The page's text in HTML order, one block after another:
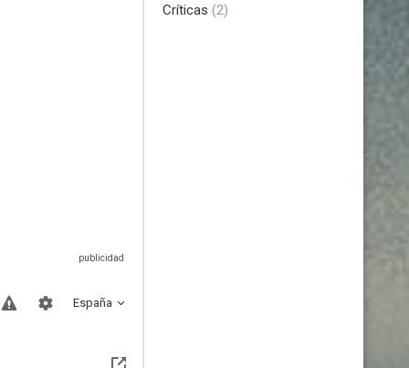
España
Críticas (2)